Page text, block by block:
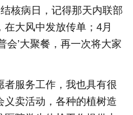
核病日，记得那天内联部
大风中发放传单；4月
会’大聚餐，再一次将大家
者服务工作，我也具有很
义卖活动，各种的植树造